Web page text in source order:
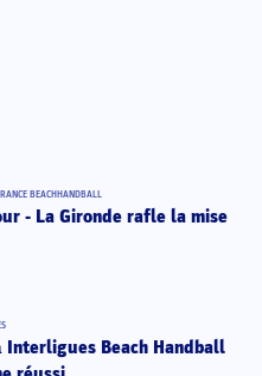
BEACHHANDBALL
- La Gironde rafle la mise
Interligues Beach Handball